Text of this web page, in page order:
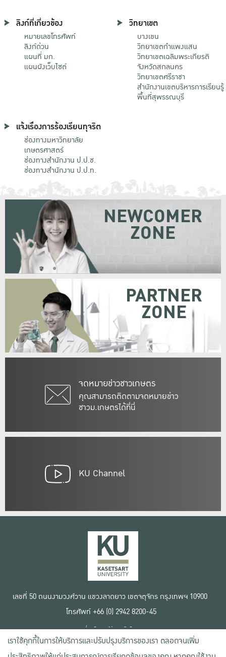
ลิงก์ที่เกี่ยวข้อง
หมายเลขโทรศัพท์
ลิงก์ด่วน
แผนที่ มก.
แผนผังเว็บไซต์
วิทยาเขต
บางเขน
วิทยาเขตกําแพงแสน
วิทยาเขตเฉลิมพระเกียรติ
จังหวัดสกลนคร
วิทยาเขตศรีราชา
สำนักงานเขตบริหารการเรียนรู้
พื้นที่สุพรรณบุรี
แจ้งเรื่องการร้องเรียนทุจริต
ช่องทางมหาวิทยาลัย
เกษตรศาสตร์
ช่องทางสำนักงาน ป.ป.ช.
ช่องทางสำนักงาน ป.ป.ท.
จดหมายข่าวชาวเกษตร
คุณสามารถติดตามจดหมายข่าว
ชาวม.เกษตรได้ที่นี่
NEWCOMER
ZONE
PARTNER
ZONE
KU Channel
เลขที่ 50 ถนนงามวงศ์วาน แขวงลาดยาว เขตจตุจักร กรุงเทพฯ 10900
โทรศัพท์ +66 (0) 2942 8200-45
เงื่อนไขการใช้งานเว็บไซต์
ข้อตกลงด้านสิทธิ์ใช้งาน
นโยบายความเป็นส่วนตัว
เราใช้คุกกี้ในการให้บริการและปรับปรุงบริการของเรา ตลอดจนเพิ่ม